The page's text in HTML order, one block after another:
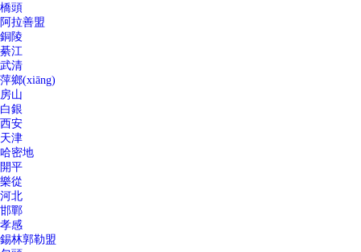
橋頭
阿拉善盟
銅陵
綦江
武清
萍鄉(xiāng)
房山
白銀
西安
天津
哈密地
開平
樂從
河北
邯鄲
孝感
錫林郭勒盟